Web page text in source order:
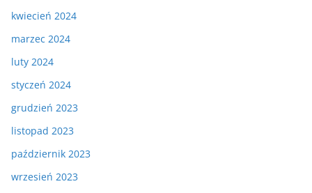
kwiecień 2024
marzec 2024
luty 2024
styczeń 2024
grudzień 2023
listopad 2023
październik 2023
wrzesień 2023